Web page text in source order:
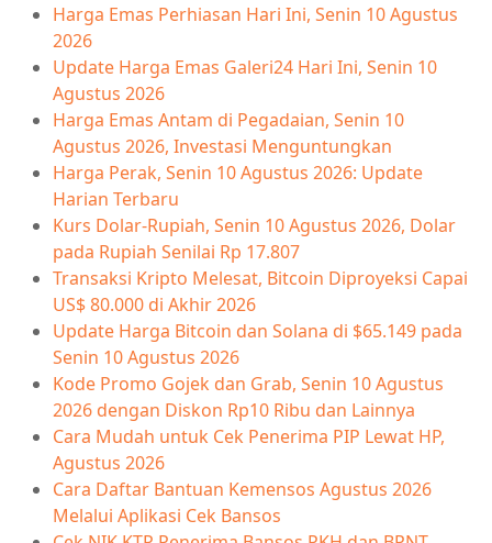
Harga Emas Perhiasan Hari Ini, Senin 10 Agustus
2026
Update Harga Emas Galeri24 Hari Ini, Senin 10
Agustus 2026
Harga Emas Antam di Pegadaian, Senin 10
Agustus 2026, Investasi Menguntungkan
Harga Perak, Senin 10 Agustus 2026: Update
Harian Terbaru
Kurs Dolar-Rupiah, Senin 10 Agustus 2026, Dolar
pada Rupiah Senilai Rp 17.807
Transaksi Kripto Melesat, Bitcoin Diproyeksi Capai
US$ 80.000 di Akhir 2026
Update Harga Bitcoin dan Solana di $65.149 pada
Senin 10 Agustus 2026
Kode Promo Gojek dan Grab, Senin 10 Agustus
2026 dengan Diskon Rp10 Ribu dan Lainnya
Cara Mudah untuk Cek Penerima PIP Lewat HP,
Agustus 2026
Cara Daftar Bantuan Kemensos Agustus 2026
Melalui Aplikasi Cek Bansos